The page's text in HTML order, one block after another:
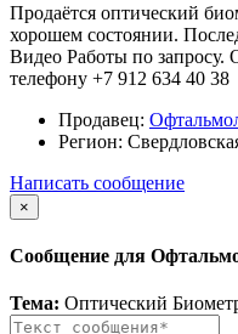
Продаётся оптический
хорошем состоянии.
Видео Работы по
телефону +7 912 634 40 38
Продавец:
Регион:
Написать сообщение
×
Сообщение для
Тема: Оптический